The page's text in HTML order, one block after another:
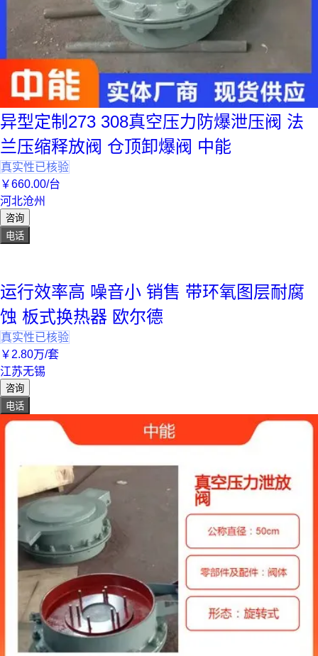
异型定制273 308真空压力防爆泄压阀 法
兰压缩释放阀 仓顶卸爆阀 中能
真实性已核验
￥660.00/台
河北沧州
咨询
电话
运行效率高 噪音小 销售 带环氧图层耐腐
蚀 板式换热器 欧尔德
真实性已核验
￥ 2.80万/套
江苏无锡
咨询
电话